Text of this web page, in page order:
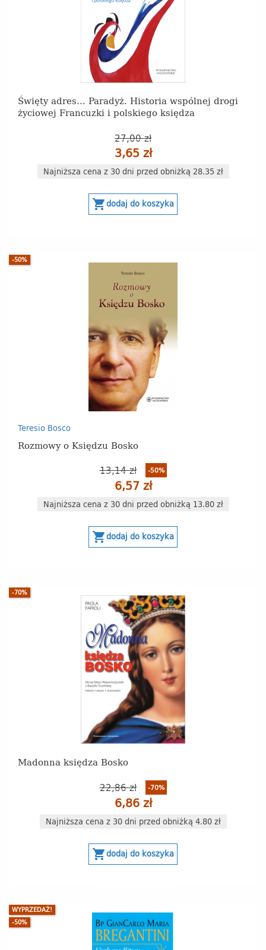
Święty adres... Paradyż. Historia wspólnej drogi
życiowej Francuzki i polskiego księdza
27,00 zł
3,65 zł
Najniższa cena z 30 dni przed obniżką 28.35 zł
shopping_cartdodaj do koszyka
Teresio Bosco
Rozmowy o Księdzu Bosko
13,14 zł -50%
6,57 zł
Najniższa cena z 30 dni przed obniżką 13.80 zł
-50%
shopping_cartdodaj do koszyka
Madonna księdza Bosko
22,86 zł -70%
6,86 zł
Najniższa cena z 30 dni przed obniżką 4.80 zł
-70%
shopping_cartdodaj do koszyka
WYPRZEDAŻ!
-50%